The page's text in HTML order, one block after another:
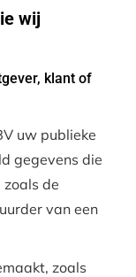
wij
klant of
uw publieke
gegevens die
de
van een
zoals